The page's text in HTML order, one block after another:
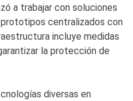
a trabajar con soluciones
prototipos centralizados con
incluye medidas
la protección de
diversas en